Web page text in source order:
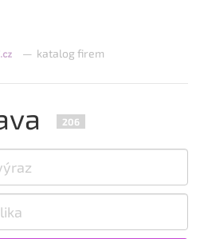
— katalog firem
206